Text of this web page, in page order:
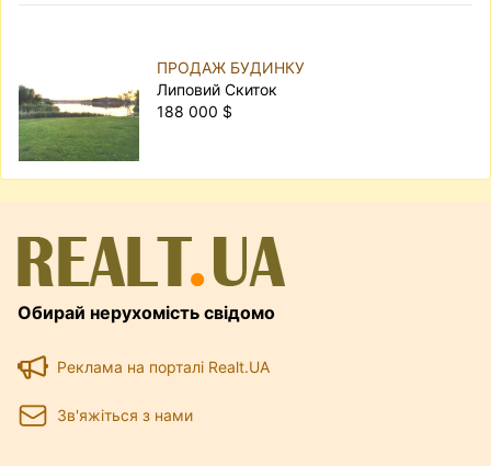
ПРОДАЖ БУДИНКУ
Липовий Скиток
188 000 $
Обирай нерухомість свідомо
Реклама на порталі Realt.UA
Зв'яжіться з нами